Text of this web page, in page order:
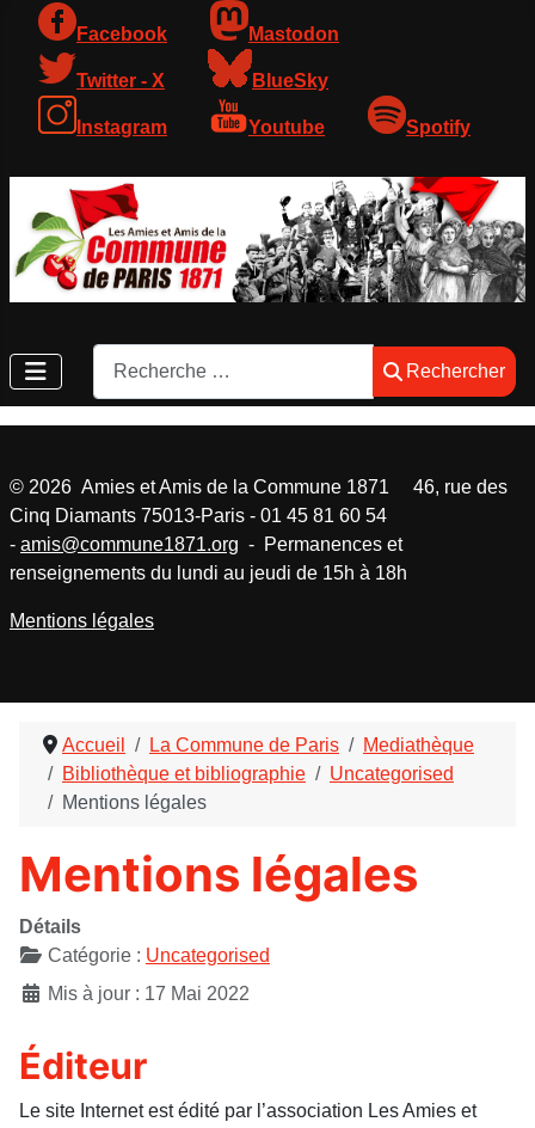
Facebook Mastodon
Twitter - X BlueSky
Instagram Youtube Spotify
Rechercher
Rechercher
Accueil La Commune de Paris
Mediathèque
Bibliothèque et bibliographie
Uncategorised
Mentions légales
Mentions légales
Détails
Catégorie : Uncategorised
Mis à jour : 17 Mai 2022
Éditeur
Le site Internet est édité par l’association Les Amies et
© 2026 Amies et Amis de la Commune 1871 46, rue des
Cinq Diamants 75013-Paris - 01 45 81 60 54
- amis@commune1871.org - Permanences et
renseignements du lundi au jeudi de 15h à 18h
Mentions légales